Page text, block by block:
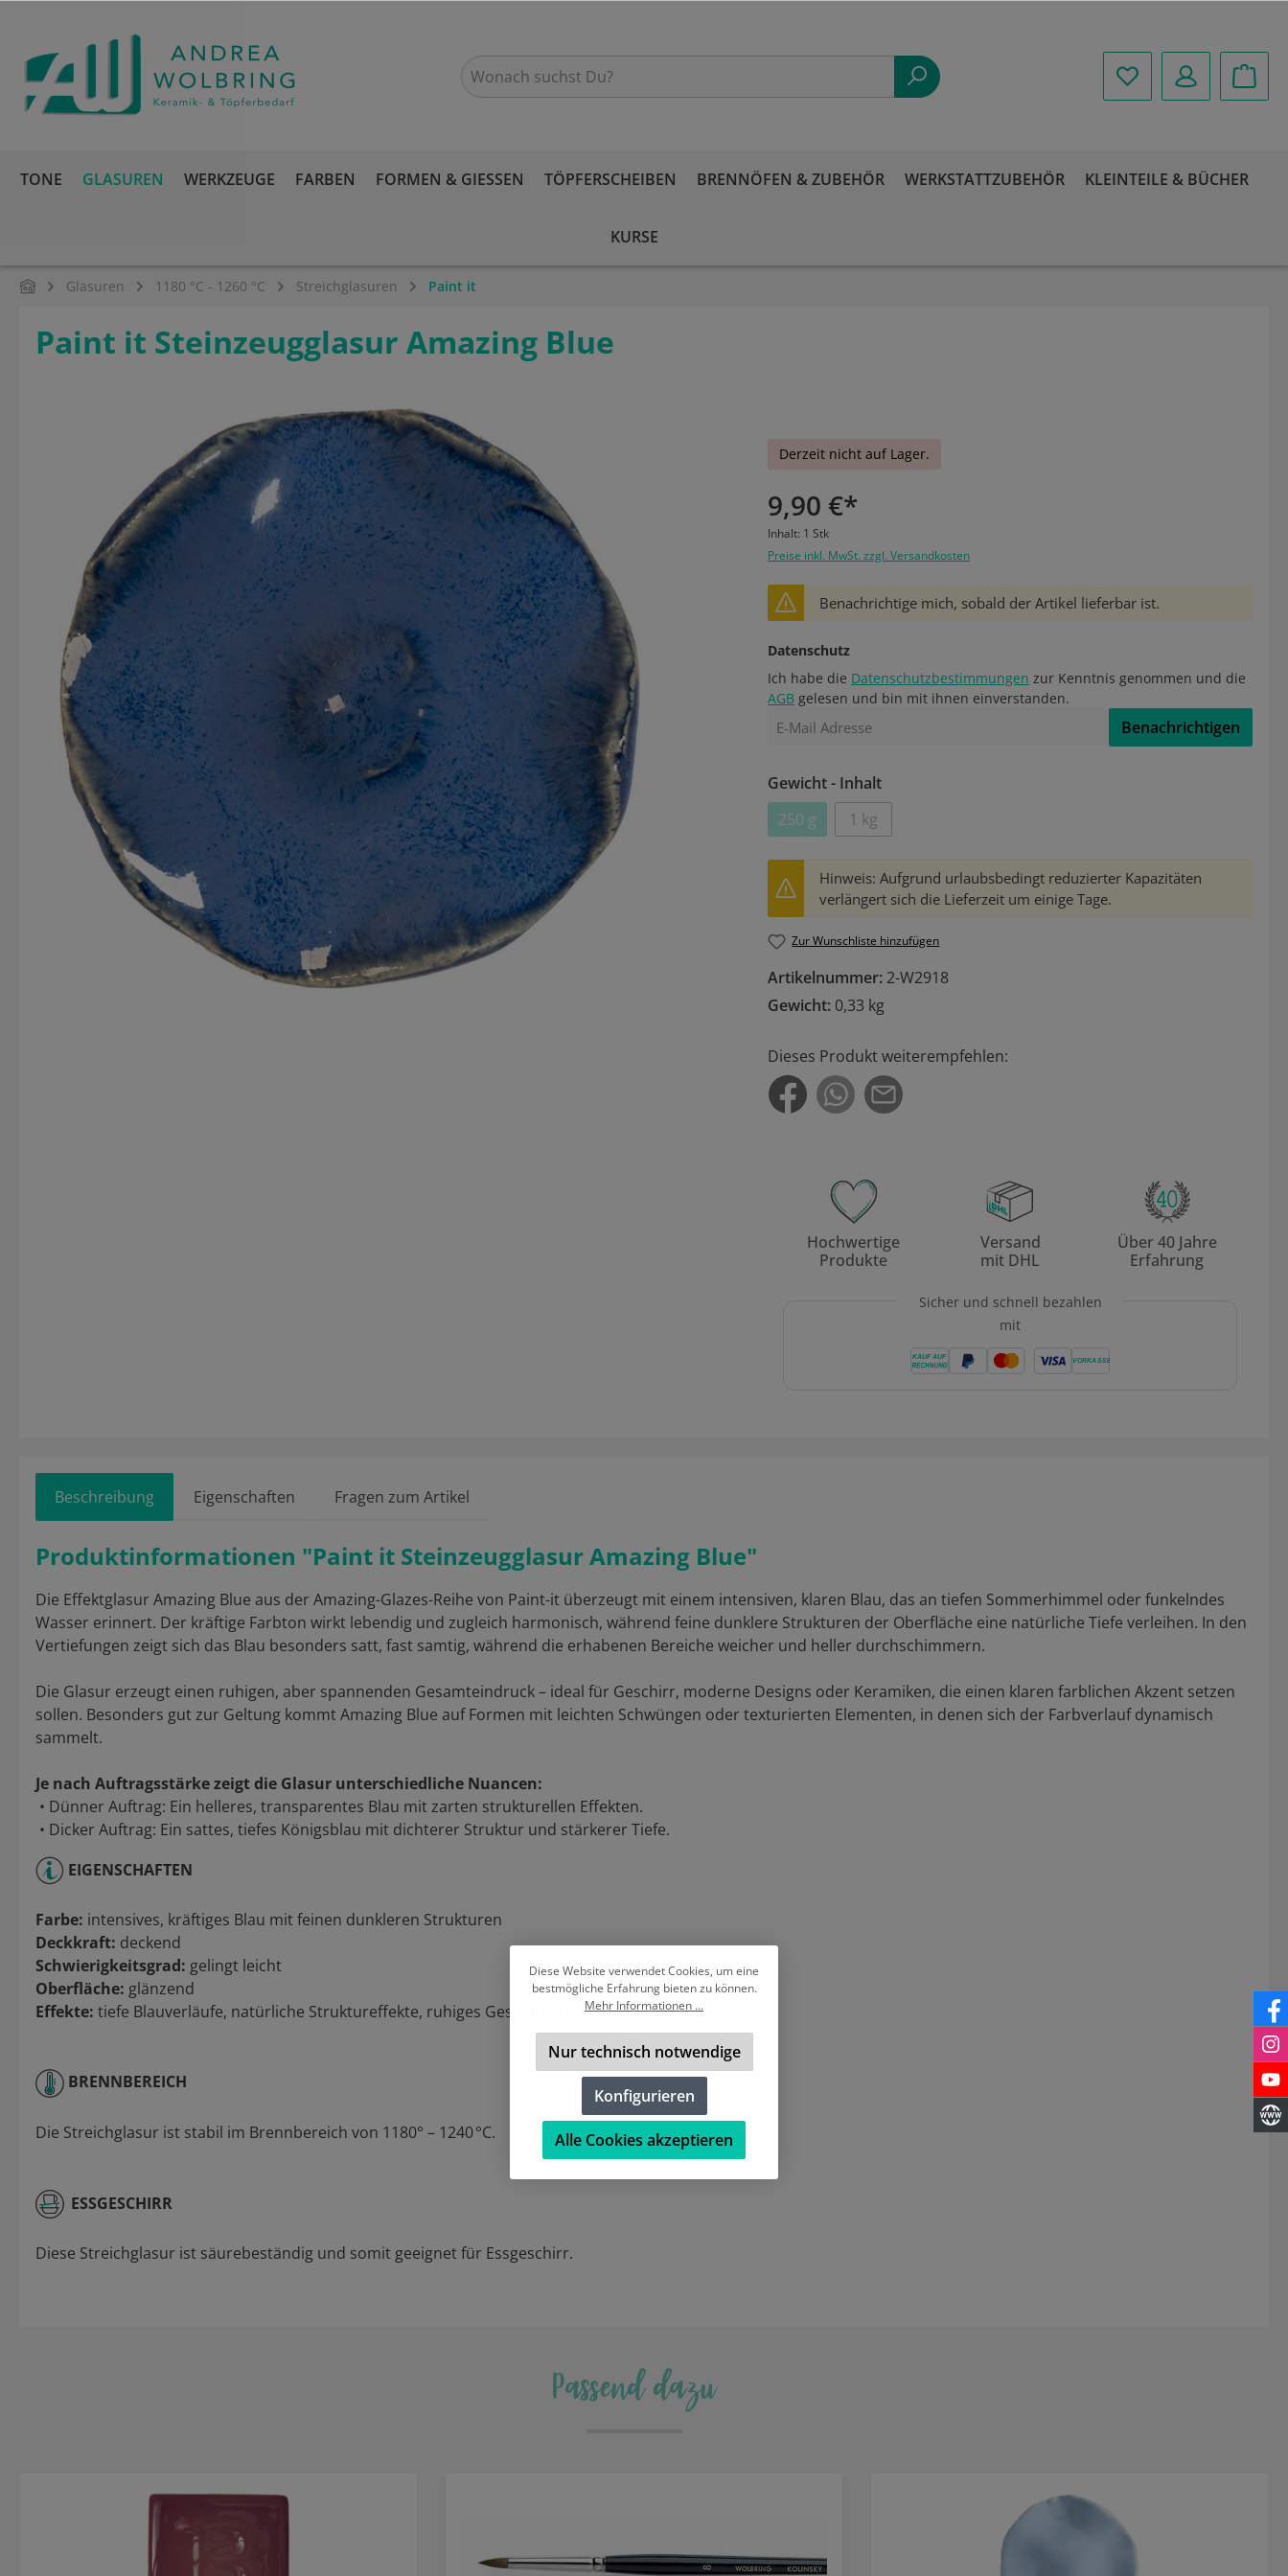
TONE GLASUREN WERKZEUGE FARBEN FORMEN & GIESSEN TÖPFERSCHEIBEN BRENNÖFEN & ZUBEHÖR WERKSTATTZUBEHÖR KLEINTEILE & BÜCHER
KURSE
Glasuren 1180 °C - 1260 °C Streichglasuren Paint it
Paint it Steinzeugglasur Amazing Blue
Derzeit nicht auf Lager.
9,90 €*
Inhalt: 1 Stk
Preise inkl. MwSt. zzgl. Versandkosten
Benachrichtige mich, sobald der Artikel lieferbar ist.
Datenschutz
Ich habe die Datenschutzbestimmungen zur Kenntnis genommen und die
AGB gelesen und bin mit ihnen einverstanden.
Benachrichtigen
Gewicht - Inhaltauswählen
250 g(Diese Option ist zurzeit nicht verfügbar.)
1 kg(Diese Option ist zurzeit nicht verfügbar.)
Hinweis: Aufgrund urlaubsbedingt reduzierter Kapazitäten
verlängert sich die Lieferzeit um einige Tage.
Zur Wunschliste hinzufügen
Artikelnummer: 2-W2918
Gewicht: 0,33 kg
Dieses Produkt weiterempfehlen:
Hochwertige
Produkte
Versand
mit DHL
Über 40 Jahre
Erfahrung
Sicher und schnell bezahlen
mit
Beschreibung Eigenschaften Fragen zum Artikel
Produktinformationen "Paint it Steinzeugglasur Amazing Blue"
Die Effektglasur Amazing Blue aus der Amazing-Glazes-Reihe von Paint-it überzeugt mit einem intensiven, klaren Blau, das an tiefen Sommerhimmel oder funkelndes
Wasser erinnert. Der kräftige Farbton wirkt lebendig und zugleich harmonisch, während feine dunklere Strukturen der Oberfläche eine natürliche Tiefe verleihen. In den
Vertiefungen zeigt sich das Blau besonders satt, fast samtig, während die erhabenen Bereiche weicher und heller durchschimmern.
Die Glasur erzeugt einen ruhigen, aber spannenden Gesamteindruck – ideal für Geschirr, moderne Designs oder Keramiken, die einen klaren farblichen Akzent setzen
sollen. Besonders gut zur Geltung kommt Amazing Blue auf Formen mit leichten Schwüngen oder texturierten Elementen, in denen sich der Farbverlauf dynamisch
sammelt.
Je nach Auftragsstärke zeigt die Glasur unterschiedliche Nuancen:
• Dünner Auftrag: Ein helleres, transparentes Blau mit zarten strukturellen Effekten.
• Dicker Auftrag: Ein sattes, tiefes Königsblau mit dichterer Struktur und stärkerer Tiefe.
EIGENSCHAFTEN
Farbe: intensives, kräftiges Blau mit feinen dunkleren Strukturen
Deckkraft: deckend
Schwierigkeitsgrad: gelingt leicht
Oberfläche: glänzend
Effekte: tiefe Blauverläufe, natürliche Struktureffekte, ruhiges Gesamtbild
BRENNBEREICH
Die Streichglasur ist stabil im Brennbereich von 1180° – 1240 °C.
ESSGESCHIRR
Diese Streichglasur ist säurebeständig und somit geeignet für Essgeschirr.
Passend dazu
Diese Website verwendet Cookies, um eine
bestmögliche Erfahrung bieten zu können.
Mehr Informationen ...
Nur technisch notwendige
Konfigurieren
Alle Cookies akzeptieren